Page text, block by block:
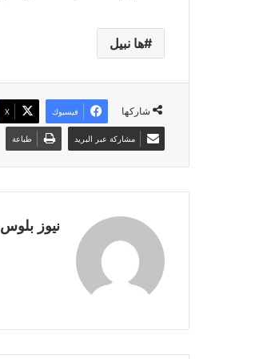
ها نبيل
شاركها فيسبوك X
مشاركة عبر البريد طباعة
نيوز بلوس